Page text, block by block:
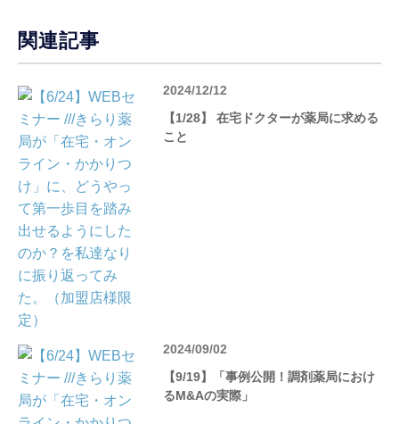
関連記事
2024/12/12
【1/28】 在宅ドクターが薬局に求める
こと
2024/09/02
【9/19】「事例公開！調剤薬局におけ
るM&Aの実際」